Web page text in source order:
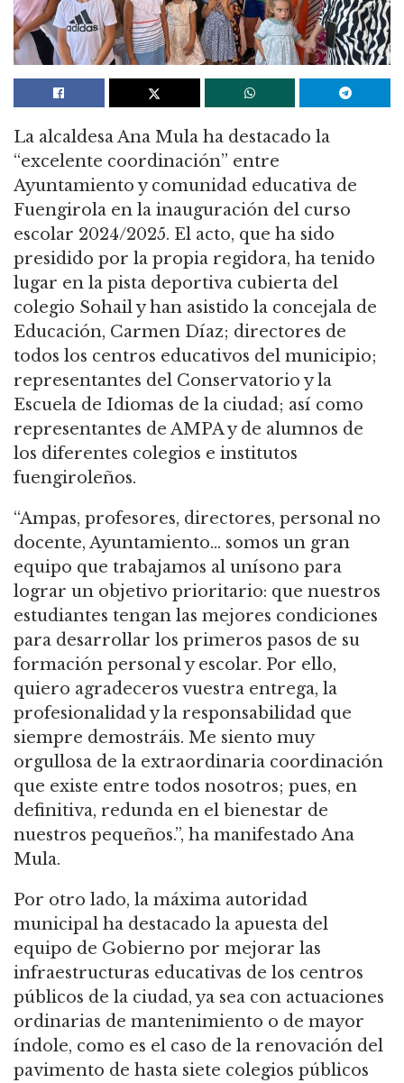
La alcaldesa Ana Mula ha destacado la
“excelente coordinación” entre
Ayuntamiento y comunidad educativa de
Fuengirola en la inauguración del curso
escolar 2024/2025. El acto, que ha sido
presidido por la propia regidora, ha tenido
lugar en la pista deportiva cubierta del
colegio Sohail y han asistido la concejala de
Educación, Carmen Díaz; directores de
todos los centros educativos del municipio;
representantes del Conservatorio y la
Escuela de Idiomas de la ciudad; así como
representantes de AMPA y de alumnos de
los diferentes colegios e institutos
fuengiroleños.
“Ampas, profesores, directores, personal no
docente, Ayuntamiento… somos un gran
equipo que trabajamos al unísono para
lograr un objetivo prioritario: que nuestros
estudiantes tengan las mejores condiciones
para desarrollar los primeros pasos de su
formación personal y escolar. Por ello,
quiero agradeceros vuestra entrega, la
profesionalidad y la responsabilidad que
siempre demostráis. Me siento muy
orgullosa de la extraordinaria coordinación
que existe entre todos nosotros; pues, en
definitiva, redunda en el bienestar de
nuestros pequeños.”, ha manifestado Ana
Mula.
Por otro lado, la máxima autoridad
municipal ha destacado la apuesta del
equipo de Gobierno por mejorar las
infraestructuras educativas de los centros
públicos de la ciudad, ya sea con actuaciones
ordinarias de mantenimiento o de mayor
índole, como es el caso de la renovación del
pavimento de hasta siete colegios públicos